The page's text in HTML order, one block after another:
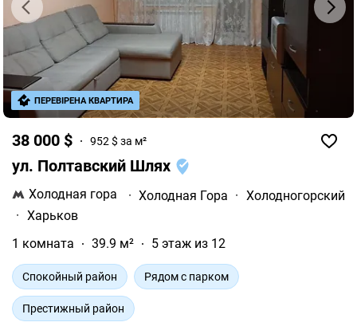
38 000 $ 952 $ за м²
ул. Полтавский Шлях
Холодная гора · Холодная Гора · Холодногорский
· Харьков
1 комната
39.9 м² 5 этаж из 12
Спокойный район Рядом с парком
Престижный район
ПЕРЕВІРЕНА КВАРТИРА